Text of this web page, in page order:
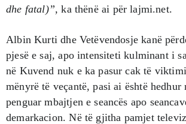
dhe fatal)”,ka thënë ai për lajmi.net.
Albin Kurti dhe Vetëvendosje kanë
pjesë e saj, apo intensiteti kulminant i
në Kuvend nuk e ka pasur cak të
mënyrë të veçantë, pasi ai është hedhur
penguar mbajtjen e seancës apo
demarkacion. Në të gjitha pamjet